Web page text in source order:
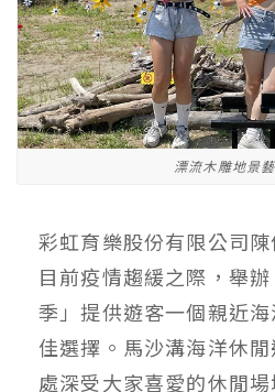
漂流木雕地景
彩虹育樂股份有限公司陳
目前疫情趨緩之際，舉
季」提供遊客一個親近
佳選擇。馬沙溝海洋休
處深受大家喜愛的休閒